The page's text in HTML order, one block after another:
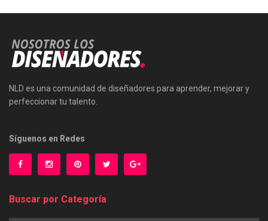
NLD es una comunidad de diseñadores para aprender, mejorar y
perfeccionar tu talento.
Síguenos en Redes
Buscar por Categoría